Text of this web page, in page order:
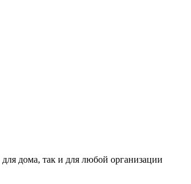
дома, так и для любой организации